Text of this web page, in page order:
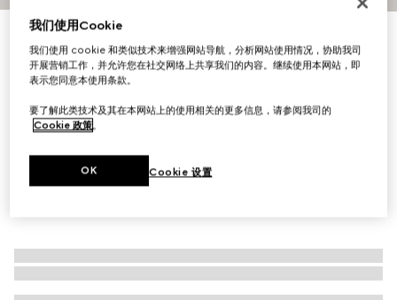
首字母个性化定制
饰织带大号单肩包
£1,680
我们使用Cookie
我们使用 cookie 和类似技术来增强网站导航，分析网站使用情况，协助我司
开展营销工作，并允许您在社交网络上共享我们的内容。继续使用本网站，即
表示您同意本使用条款。
要了解此类技术及其在本网站上的使用相关的更多信息，请参阅我司的
Cookie 政策。
Cookie 设置
OK